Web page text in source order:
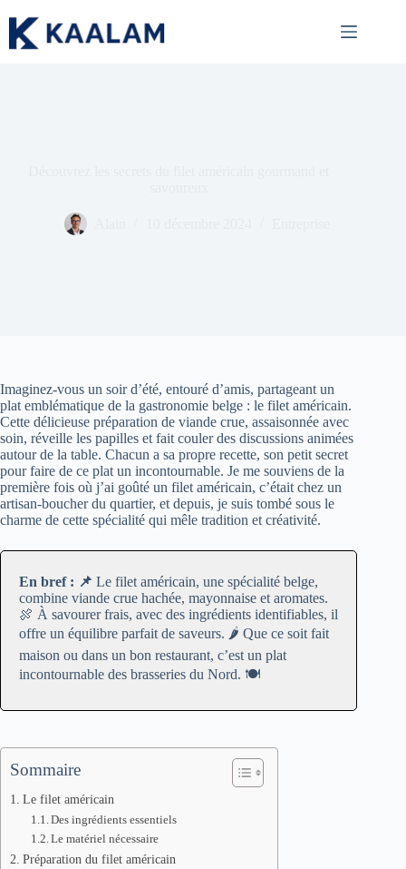
au
contenu
Imaginez-vous un soir d’été, entouré d’amis, partageant un
plat emblématique de la gastronomie belge : le filet américain.
Cette délicieuse préparation de viande crue, assaisonnée avec
soin, réveille les papilles et fait couler des discussions animées
autour de la table. Chacun a sa propre recette, son petit secret
pour faire de ce plat un incontournable. Je me souviens de la
première fois où j’ai goûté un filet américain, c’était chez un
artisan-boucher du quartier, et depuis, je suis tombé sous le
charme de cette spécialité qui mêle tradition et créativité.
En bref : 📌 Le filet américain, une spécialité belge,
combine viande crue hachée, mayonnaise et aromates.
🍖 À savourer frais, avec des ingrédients identifiables, il
offre un équilibre parfait de saveurs. 🌶️ Que ce soit fait
maison ou dans un bon restaurant, c’est un plat
incontournable des brasseries du Nord. 🍽️
Sommaire
Le filet américain
Des ingrédients essentiels
Le matériel nécessaire
Préparation du filet américain